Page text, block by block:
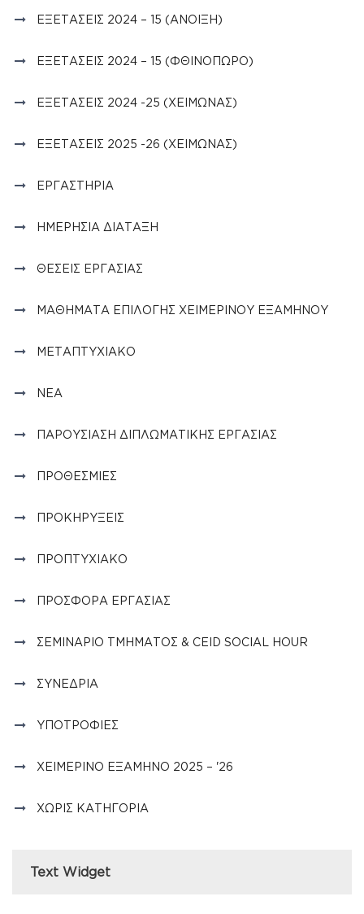
ΕΞΕΤΆΣΕΙΣ 2024 – 15 (ΆΝΟΙΞΗ)
ΕΞΕΤΆΣΕΙΣ 2024 – 15 (ΦΘΙΝΟΠΩΡΟ)
ΕΞΕΤΆΣΕΙΣ 2024 -25 (ΧΕΙΜΏΝΑΣ)
ΕΞΕΤΆΣΕΙΣ 2025 -26 (ΧΕΙΜΏΝΑΣ)
ΕΡΓΑΣΤΉΡΙΑ
ΗΜΕΡΉΣΙΑ ΔΙΆΤΑΞΗ
ΘΈΣΕΙΣ ΕΡΓΑΣΊΑΣ
ΜΑΘΉΜΑΤΑ ΕΠΙΛΟΓΉΣ ΧΕΙΜΕΡΙΝΟΎ ΕΞΑΜΉΝΟΥ
ΜΕΤΑΠΤΥΧΙΑΚΌ
ΝΈΑ
ΠΑΡΟΥΣΊΑΣΗ ΔΙΠΛΩΜΑΤΙΚΉΣ ΕΡΓΑΣΊΑΣ
ΠΡΟΘΕΣΜΊΕΣ
ΠΡΟΚΗΡΎΞΕΙΣ
ΠΡΟΠΤΥΧΙΑΚΌ
ΠΡΟΣΦΟΡΆ ΕΡΓΑΣΊΑΣ
ΣΕΜΙΝΆΡΙΟ ΤΜΉΜΑΤΟΣ & CEID SOCIAL HOUR
ΣΥΝΈΔΡΙΑ
ΥΠΟΤΡΟΦΊΕΣ
ΧΕΙΜΕΡΙΝΌ ΕΞΆΜΗΝΟ 2025 – '26
ΧΩΡΊΣ ΚΑΤΗΓΟΡΊΑ
Text Widget